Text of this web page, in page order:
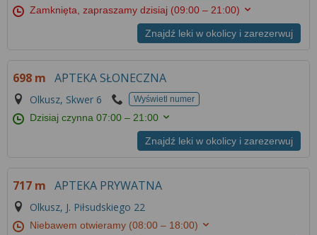
Zamknięta, zapraszamy dzisiaj (09:00 – 21:00)
Znajdź leki w okolicy i zarezerwuj
698 m APTEKA SŁONECZNA
Olkusz, Skwer 6 Wyświetl numer
Dzisiaj czynna07:00 – 21:00
Znajdź leki w okolicy i zarezerwuj
717 m APTEKA PRYWATNA
Olkusz, J. Piłsudskiego 22
Niebawem otwieramy (08:00 – 18:00)